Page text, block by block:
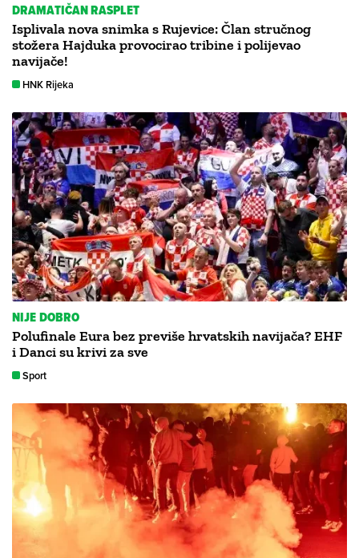
DRAMATIČAN RASPLET
Isplivala nova snimka s Rujevice: Član stručnog
stožera Hajduka provocirao tribine i polijevao
navijače!
HNK Rijeka
NIJE DOBRO
Polufinale Eura bez previše hrvatskih navijača? EHF
i Danci su krivi za sve
Sport